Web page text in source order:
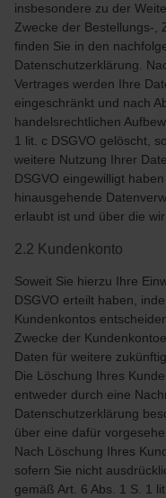
insbesondere zu der
Zwecke der Bestellungs-,
finden Sie in den
Datenschutzerklärung.
Vertrages werden Ihre
eingeschränkt und nach
handelsrechtlichen
1 lit. c DSGVO gelöscht,
weitere Nutzung Ihrer
DSGVO eingewilligt
hinausgehende
erlaubt ist und über die
2.2 Kundenkonto
Soweit Sie hierzu Ihre
DSGVO erteilt haben,
Kundenkontos
Zwecke der
Daten für weitere
Die Löschung Ihres
entweder durch eine
Datenschutzerklärung
über eine dafür
Nach Löschung Ihres
sofern Sie nicht
gemäß Art. 6 Abs. 1 S. 1